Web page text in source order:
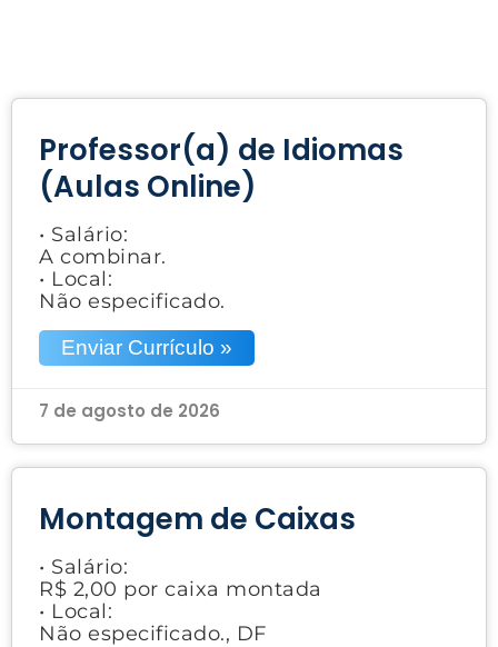
Professor(a) de Idiomas
(Aulas Online)
• Salário:
A combinar.
• Local:
Não especificado.
Enviar Currículo »
7 de agosto de 2026
Montagem de Caixas
• Salário:
R$ 2,00 por caixa montada
• Local:
Não especificado., DF